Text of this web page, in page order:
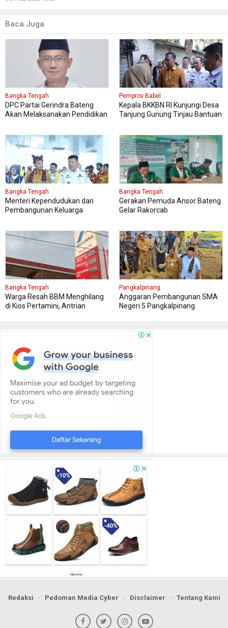
Baca Juga
Bangka Tengah
DPC Partai Gerindra Bateng
Akan Melaksanakan Pendidikan
Pemprov Babel
Kepala BKKBN RI Kunjungi Desa
Tanjung Gunung Tinjau Bantuan
Bangka Tengah
Menteri Kependudukan dan
Pembangunan Keluarga
Bangka Tengah
Gerakan Pemuda Ansor Bateng
Gelar Rakorcab
Bangka Tengah
Warga Resah BBM Menghilang
di Kios Pertamini, Antrian
Pangkalpinang
Anggaran Pembangunan SMA
Negeri 5 Pangkalpinang
Redaksi Pedoman Media Cyber Disclaimer Tentang Kami